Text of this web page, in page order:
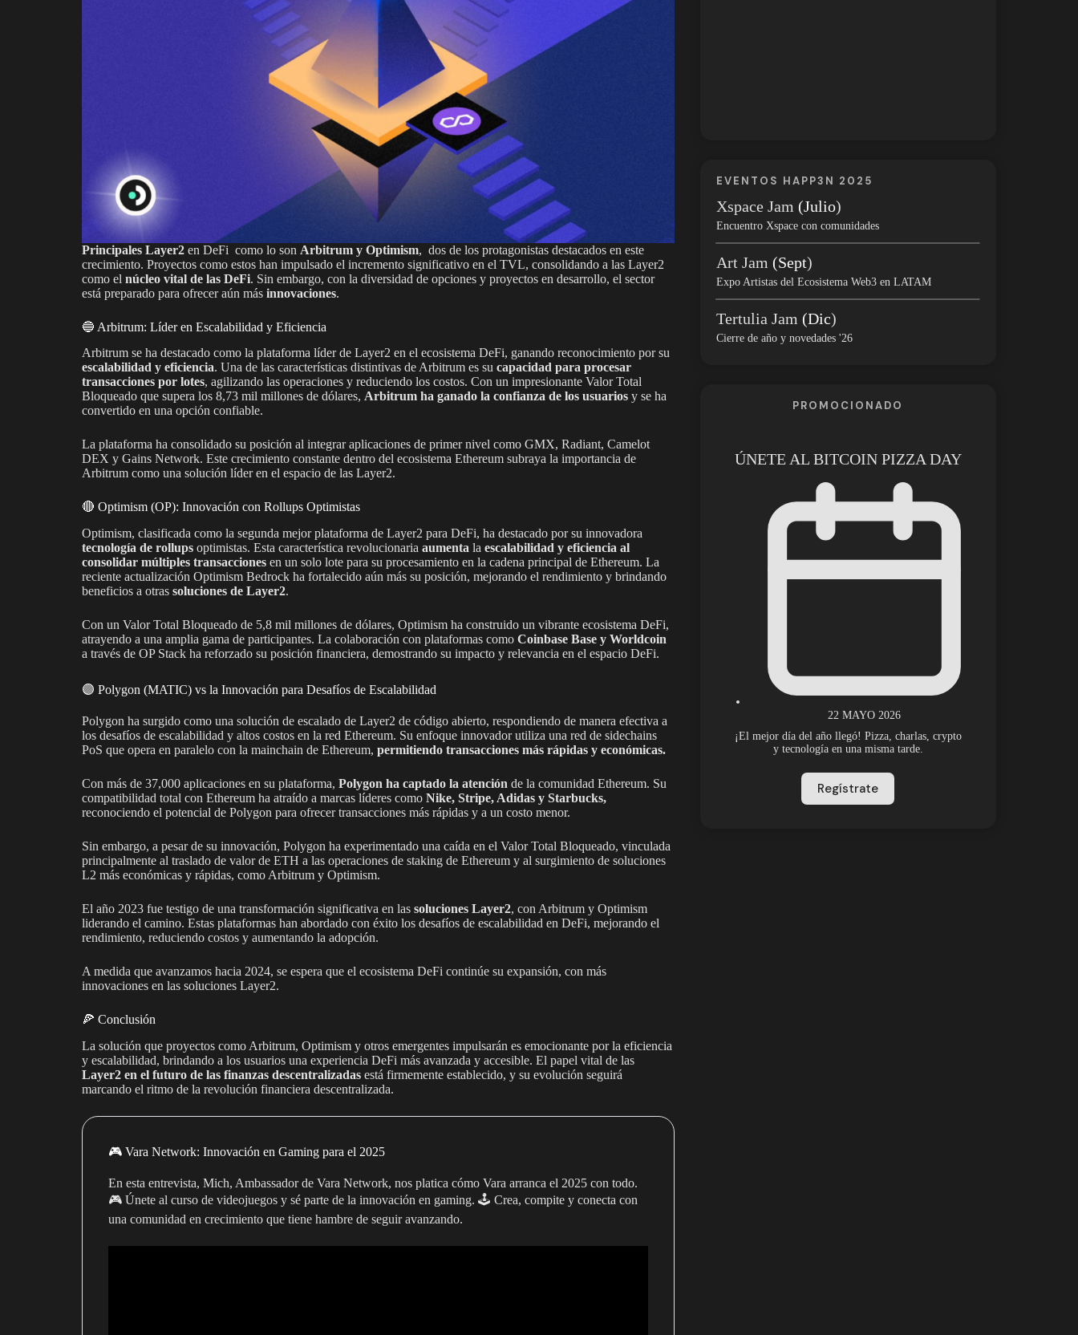
Principales Layer2 en DeFi como lo son Arbitrum y Optimism, dos de los protagonistas destacados en este
crecimiento. Proyectos como estos han impulsado el incremento significativo en el TVL, consolidando a las Layer2
como el núcleo vital de las DeFi. Sin embargo, con la diversidad de opciones y proyectos en desarrollo, el sector
está preparado para ofrecer aún más innovaciones.
🔵 Arbitrum: Líder en Escalabilidad y Eficiencia
Arbitrum se ha destacado como la plataforma líder de Layer2 en el ecosistema DeFi, ganando reconocimiento por su
escalabilidad y eficiencia. Una de las características distintivas de Arbitrum es su capacidad para procesar
transacciones por lotes, agilizando las operaciones y reduciendo los costos. Con un impresionante Valor Total
Bloqueado que supera los 8,73 mil millones de dólares, Arbitrum ha ganado la confianza de los usuarios y se ha
convertido en una opción confiable.
La plataforma ha consolidado su posición al integrar aplicaciones de primer nivel como GMX, Radiant, Camelot
DEX y Gains Network. Este crecimiento constante dentro del ecosistema Ethereum subraya la importancia de
Arbitrum como una solución líder en el espacio de las Layer2.
🔴 Optimism (OP): Innovación con Rollups Optimistas
Optimism, clasificada como la segunda mejor plataforma de Layer2 para DeFi, ha destacado por su innovadora
tecnología de rollups optimistas. Esta característica revolucionaria aumenta la escalabilidad y eficiencia al
consolidar múltiples transacciones en un solo lote para su procesamiento en la cadena principal de Ethereum. La
reciente actualización Optimism Bedrock ha fortalecido aún más su posición, mejorando el rendimiento y brindando
beneficios a otras soluciones de Layer2.
Con un Valor Total Bloqueado de 5,8 mil millones de dólares, Optimism ha construido un vibrante ecosistema DeFi,
atrayendo a una amplia gama de participantes. La colaboración con plataformas como Coinbase Base y Worldcoin
a través de OP Stack ha reforzado su posición financiera, demostrando su impacto y relevancia en el espacio DeFi.
🟣 Polygon (MATIC) vs la Innovación para Desafíos de Escalabilidad
Polygon ha surgido como una solución de escalado de Layer2 de código abierto, respondiendo de manera efectiva a
los desafíos de escalabilidad y altos costos en la red Ethereum. Su enfoque innovador utiliza una red de sidechains
PoS que opera en paralelo con la mainchain de Ethereum, permitiendo transacciones más rápidas y económicas.
Con más de 37,000 aplicaciones en su plataforma, Polygon ha captado la atención de la comunidad Ethereum. Su
compatibilidad total con Ethereum ha atraído a marcas líderes como Nike, Stripe, Adidas y Starbucks,
reconociendo el potencial de Polygon para ofrecer transacciones más rápidas y a un costo menor.
Sin embargo, a pesar de su innovación, Polygon ha experimentado una caída en el Valor Total Bloqueado, vinculada
principalmente al traslado de valor de ETH a las operaciones de staking de Ethereum y al surgimiento de soluciones
L2 más económicas y rápidas, como Arbitrum y Optimism.
El año 2023 fue testigo de una transformación significativa en las soluciones Layer2, con Arbitrum y Optimism
liderando el camino. Estas plataformas han abordado con éxito los desafíos de escalabilidad en DeFi, mejorando el
rendimiento, reduciendo costos y aumentando la adopción.
A medida que avanzamos hacia 2024, se espera que el ecosistema DeFi continúe su expansión, con más
innovaciones en las soluciones Layer2.
🍕 Conclusión
La solución que proyectos como Arbitrum, Optimism y otros emergentes impulsarán es emocionante por la eficiencia
y escalabilidad, brindando a los usuarios una experiencia DeFi más avanzada y accesible. El papel vital de las
Layer2 en el futuro de las finanzas descentralizadas está firmemente establecido, y su evolución seguirá
marcando el ritmo de la revolución financiera descentralizada.
🎮 Vara Network: Innovación en Gaming para el 2025
En esta entrevista, Mich, Ambassador de Vara Network, nos platica cómo Vara arranca el 2025 con todo.
🎮 Únete al curso de videojuegos y sé parte de la innovación en gaming. 🕹️ Crea, compite y conecta con
una comunidad en crecimiento que tiene hambre de seguir avanzando.
EVENTOS HAPP3N 2025
Xspace Jam (Julio)
Encuentro Xspace con comunidades
Art Jam (Sept)
Expo Artistas del Ecosistema Web3 en LATAM
Tertulia Jam (Dic)
Cierre de año y novedades '26
PROMOCIONADO
ÚNETE AL BITCOIN PIZZA DAY
22 MAYO 2026
¡El mejor día del año llegó! Pizza, charlas, crypto
y tecnología en una misma tarde.
Regístrate